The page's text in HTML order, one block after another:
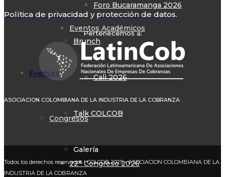
Foro Bucaramanga 2026
Brunch
Cali 2026
Talk COLCOB
Galería
Eventos Académicos
Eventos
Congresos
22° Congreso 2026
Política de privacidad y protección de datos.
Pertenecemos a:
ASOCIACION COLOMBIANA DE LA INDUSTRIA DE LA COBRANZA
Todos los derechos reservados | COLCOB 2025 - ASOCIACION COLOMBIANA DE LA
INDUSTRIA DE LA COBRANZA